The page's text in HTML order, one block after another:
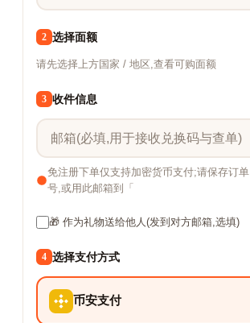
2 选择面额
请先选择上方国家 / 地区,查看可购面额
3 收件信息
免注册下单仅支持加密货币支付;请保存订单
号,或用此邮箱到「
🎁 作为礼物送给他人(发到对方邮箱,选填)
4 选择支付方式
币安支付